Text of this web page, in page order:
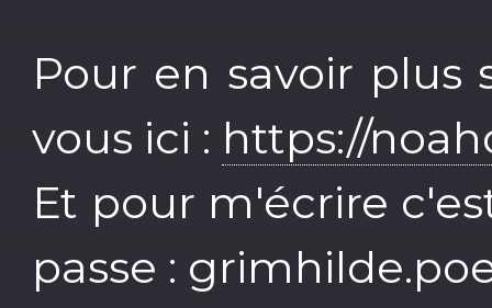
Pour en savoir plus
vous ici : https://
Et pour m'écrire
passe :